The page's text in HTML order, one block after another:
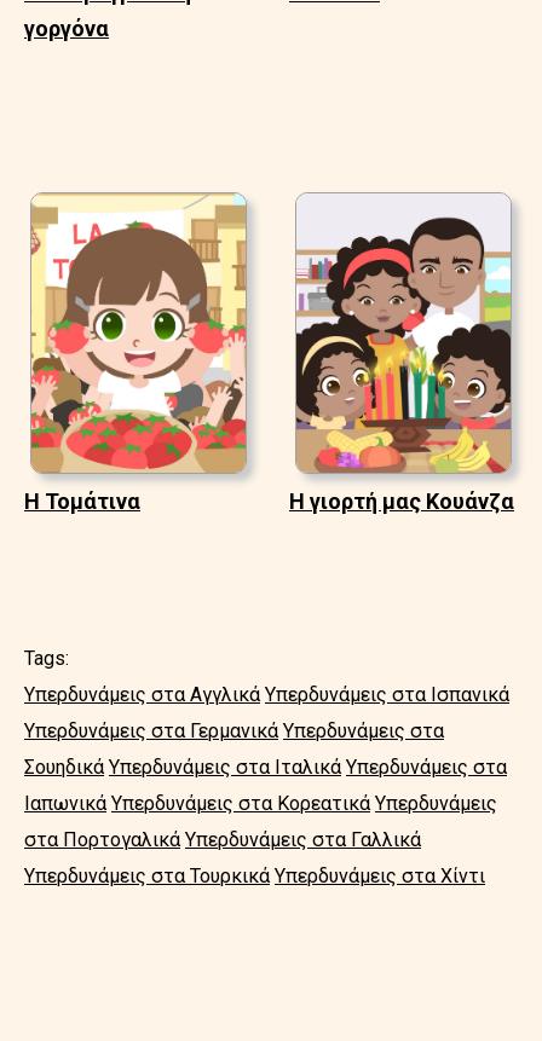
γοργόνα
Η Τομάτινα Η γιορτή μας Κουάνζα
Tags:
Υπερδυνάμεις στα Αγγλικά Υπερδυνάμεις στα Ισπανικά
Υπερδυνάμεις στα Γερμανικά Υπερδυνάμεις στα
Σουηδικά Υπερδυνάμεις στα Ιταλικά Υπερδυνάμεις στα
Ιαπωνικά Υπερδυνάμεις στα Κορεατικά Υπερδυνάμεις
στα Πορτογαλικά Υπερδυνάμεις στα Γαλλικά
Υπερδυνάμεις στα Τουρκικά Υπερδυνάμεις στα Χίντι